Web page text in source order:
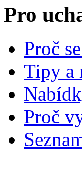
Pro
Proč
Tipy a
Proč